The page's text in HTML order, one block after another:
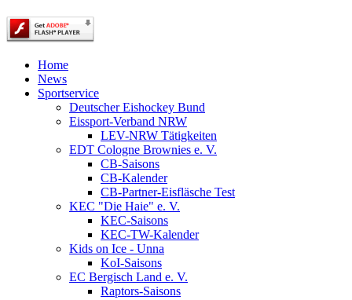
Home
News
Sportservice
Deutscher Eishockey Bund
Eissport-Verband NRW
LEV-NRW Tätigkeiten
EDT Cologne Brownies e. V.
CB-Saisons
CB-Kalender
CB-Partner-Eisfläsche Test
KEC "Die Haie" e. V.
KEC-Saisons
KEC-TW-Kalender
Kids on Ice - Unna
KoI-Saisons
EC Bergisch Land e. V.
Raptors-Saisons